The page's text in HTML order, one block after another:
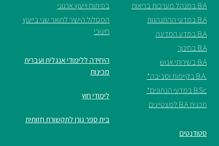
B.A במנהל מערכות בריאות
B.A במדעי ההתנהגות
B.A במדע המדינה
B.A בחינוך
B.A בשירותי אנוש
.B.A בקיימות וסביבה*
B.Sc במדעי הנתונים*
תכנית B.A למצטיינים
בפיתוח וייעוץ ארגוני
המסלול הישיר לתואר שני בייעוץ
חינוכי
היחידה ללימודי אנגלית ועברית
מכינות
לימודי חוץ
בית ספר גורן לתקשורת חזותית
סטודנטים